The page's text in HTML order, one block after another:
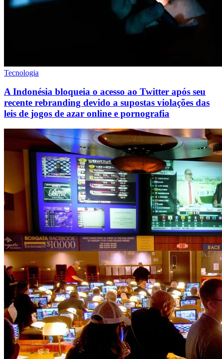
Tecnologia
A Indonésia bloqueia o acesso ao Twitter após seu
recente rebranding devido a supostas violações das
leis de jogos de azar online e pornografia